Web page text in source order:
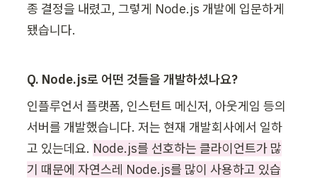
종 결정을 내렸고, 그렇게 Node.js 개발에 입문하게
됐습니다.
Q. Node.js로 어떤 것들을 개발하셨나요?
인플루언서 플랫폼, 인스턴트 메신저, 아웃게임 등의
서버를 개발했습니다. 저는 현재 개발회사에서 일하
고 있는데요. Node.js를 선호하는 클라이언트가 많
기 때문에 자연스레 Node.js를 많이 사용하고 있습